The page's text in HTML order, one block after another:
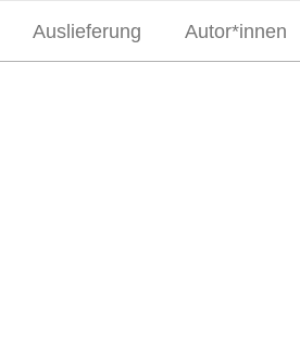
Auslieferung Autor*innen